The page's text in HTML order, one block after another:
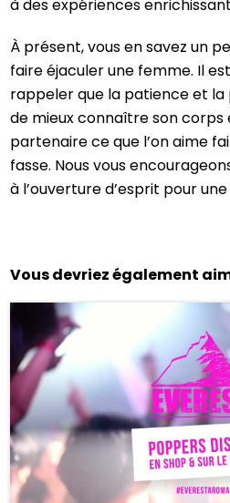
à des expériences
À présent, vous en savez un
faire éjaculer une femme. Il
rappeler que la patience et
de mieux connaître son corps
partenaire ce que l’on aime
fasse. Nous vous
à l’ouverture d’esprit pour
Vous devriez également